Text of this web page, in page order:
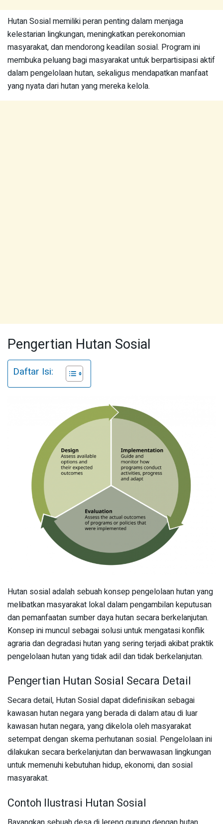
Hutan Sosial memiliki peran penting dalam menjaga
kelestarian lingkungan, meningkatkan perekonomian
masyarakat, dan mendorong keadilan sosial. Program ini
membuka peluang bagi masyarakat untuk berpartisipasi aktif
dalam pengelolaan hutan, sekaligus mendapatkan manfaat
yang nyata dari hutan yang mereka kelola.
Pengertian Hutan Sosial
Daftar Isi:
Hutan sosial adalah sebuah konsep pengelolaan hutan yang
melibatkan masyarakat lokal dalam pengambilan keputusan
dan pemanfaatan sumber daya hutan secara berkelanjutan.
Konsep ini muncul sebagai solusi untuk mengatasi konflik
agraria dan degradasi hutan yang sering terjadi akibat praktik
pengelolaan hutan yang tidak adil dan tidak berkelanjutan.
Pengertian Hutan Sosial Secara Detail
Secara detail, Hutan Sosial dapat didefinisikan sebagai
kawasan hutan negara yang berada di dalam atau di luar
kawasan hutan negara, yang dikelola oleh masyarakat
setempat dengan skema perhutanan sosial. Pengelolaan ini
dilakukan secara berkelanjutan dan berwawasan lingkungan
untuk memenuhi kebutuhan hidup, ekonomi, dan sosial
masyarakat.
Contoh Ilustrasi Hutan Sosial